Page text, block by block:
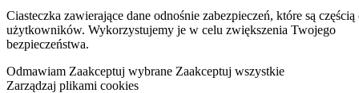
Ciasteczka zawierające dane odnośnie zabezpieczeń, które są
użytkowników. Wykorzystujemy je w celu zwiększenia Twojego
bezpieczeństwa.
Odmawiam Zaakceptuj wybrane Zaakceptuj wszystkie
Zarządzaj plikami cookies